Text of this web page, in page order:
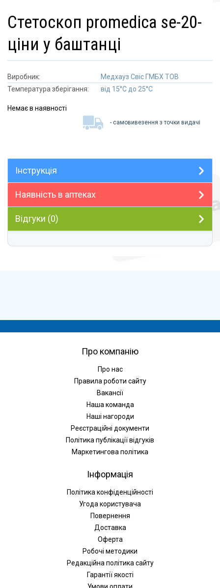
стетоскоп promedica se-20-
ціни у баштанці
Виробник:
Медхауз Свіс ГМБХ ТОВ
Температура зберігання:
від 15°C до 25°C
Немає в наявності
- самовивезення з точки видачі
Інструкція
Наявність в аптеках
Відгуки (0)
Про компанію
Про нас
Правила роботи сайту
Вакансії
Наша команда
Наші нагороди
Реєстраційні документи
Політика публікації відгуків
Маркетингова політика
Інформація
Політика конфіденційності
Угода користувача
Повернення
Доставка
Оферта
Робочі методики
Редакційна політика сайту
Гарантії якості
Умови оплати